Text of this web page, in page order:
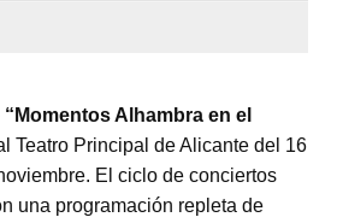
“Momentos Alhambra en el
Teatro Principal de Alicante del 16
El ciclo de conciertos
una programación repleta de